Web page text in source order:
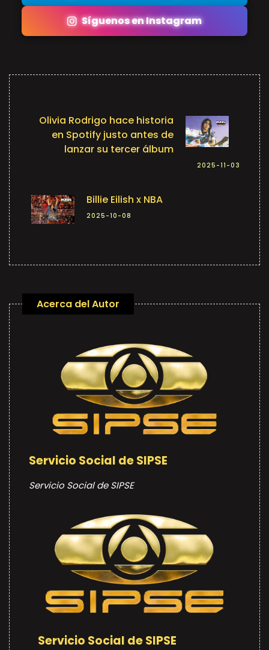
Síguenos en Instagram
Olivia Rodrigo hace historia
en Spotify justo antes de
lanzar su tercer álbum
2025-11-03
Billie Eilish x NBA
2025-10-08
Acerca del Autor
Servicio Social de SIPSE
Servicio Social de SIPSE
Servicio Social de SIPSE